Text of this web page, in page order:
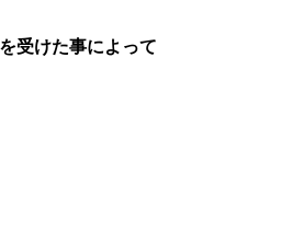
受けた事によって